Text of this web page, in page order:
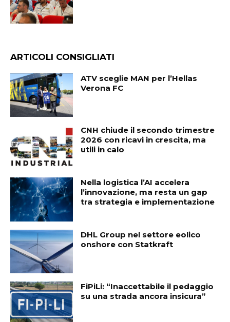
ARTICOLI CONSIGLIATI
ATV sceglie MAN per l’Hellas
Verona FC
CNH chiude il secondo trimestre
2026 con ricavi in crescita, ma
utili in calo
Nella logistica l’AI accelera
l’innovazione, ma resta un gap
tra strategia e implementazione
DHL Group nel settore eolico
onshore con Statkraft
FiPiLi: “Inaccettabile il pedaggio
su una strada ancora insicura”